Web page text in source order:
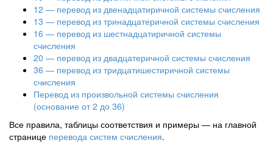
12 — перевод из двенадцатиричной системы счисления
13 — перевод из тринадцатеричной системы счисления
16 — перевод из шестнадцатиричной системы
счисления
20 — перевод из двадцатеричной системы счисления
36 — перевод из тридцатишестиричной системы
счисления
Перевод из произвольной системы счисления
(основание от 2 до 36)
Все правила, таблицы соответствия и примеры — на главной
странице перевода систем счисления.